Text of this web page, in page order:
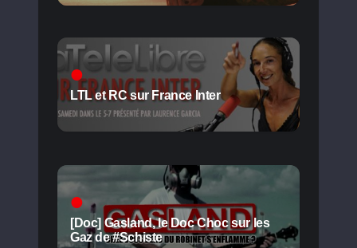
LTL et RC sur France Inter
[Doc] Gasland, le Doc Choc sur les
Gaz de #Schiste